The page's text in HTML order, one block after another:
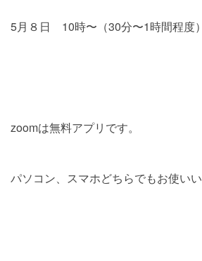
5月８日 10時〜（30分〜1時間程度）
zoomは無料アプリです。
パソコン、スマホどちらでもお使いい